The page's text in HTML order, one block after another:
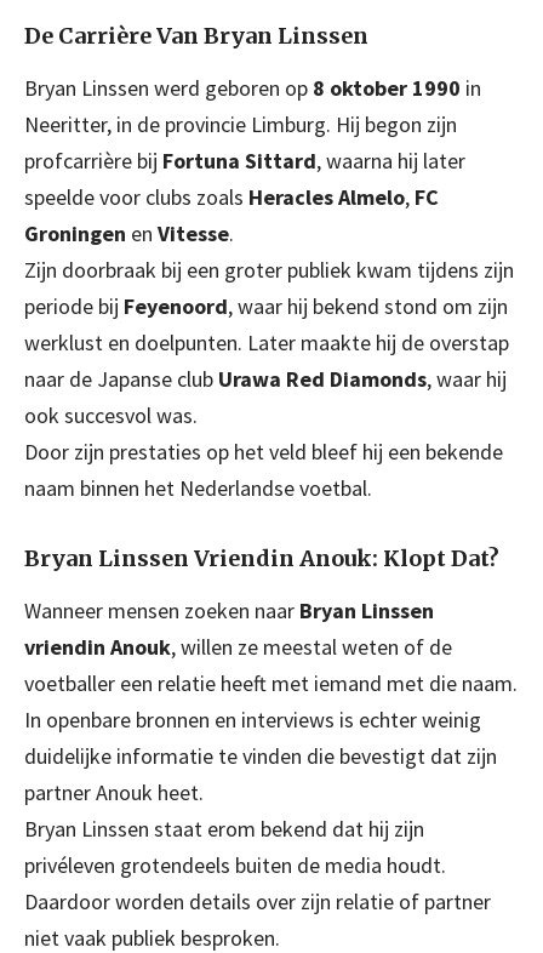
De Carrière Van Bryan Linssen
Bryan Linssen werd geboren op 8 oktober 1990 in
Neeritter, in de provincie Limburg. Hij begon zijn
profcarrière bij Fortuna Sittard, waarna hij later
speelde voor clubs zoals Heracles Almelo, FC
Groningen en Vitesse.
Zijn doorbraak bij een groter publiek kwam tijdens zijn
periode bij Feyenoord, waar hij bekend stond om zijn
werklust en doelpunten. Later maakte hij de overstap
naar de Japanse club Urawa Red Diamonds, waar hij
ook succesvol was.
Door zijn prestaties op het veld bleef hij een bekende
naam binnen het Nederlandse voetbal.
Bryan Linssen Vriendin Anouk: Klopt Dat?
Wanneer mensen zoeken naar Bryan Linssen
vriendin Anouk, willen ze meestal weten of de
voetballer een relatie heeft met iemand met die naam.
In openbare bronnen en interviews is echter weinig
duidelijke informatie te vinden die bevestigt dat zijn
partner Anouk heet.
Bryan Linssen staat erom bekend dat hij zijn
privéleven grotendeels buiten de media houdt.
Daardoor worden details over zijn relatie of partner
niet vaak publiek besproken.